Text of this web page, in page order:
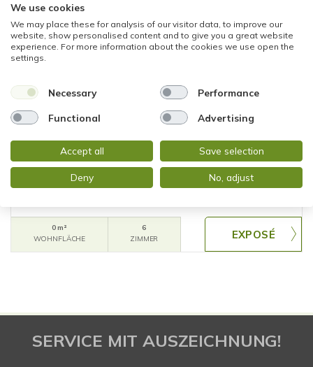
VERKAUFT
Walldorf
TOP gepflegter BUNGALOW in BESTLAGE -
TRAUMGARTEN, GEHOBENE AUSSTATTUNG
0 m²
WOHNFLÄCHE
6
ZIMMER
SERVICE MIT AUSZEICHNUNG!
We use cookies
We may place these for analysis of our visitor data, to improve our
website, show personalised content and to give you a great website
experience. For more information about the cookies we use open the
settings.
Necessary Performance
Functional Advertising
Accept all Save selection
Deny No, adjust